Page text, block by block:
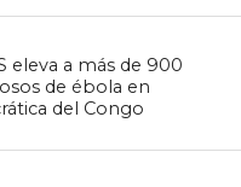
eleva a más de 900
de ébola en
del Congo